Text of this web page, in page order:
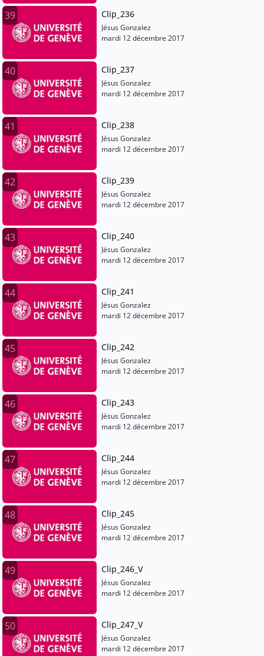
39 Clip_236
Jésus Gonzalez
mardi 12 décembre 2017
40 Clip_237
Jésus Gonzalez
mardi 12 décembre 2017
41 Clip_238
Jésus Gonzalez
mardi 12 décembre 2017
42 Clip_239
Jésus Gonzalez
mardi 12 décembre 2017
43 Clip_240
Jésus Gonzalez
mardi 12 décembre 2017
44 Clip_241
Jésus Gonzalez
mardi 12 décembre 2017
45 Clip_242
Jésus Gonzalez
mardi 12 décembre 2017
46 Clip_243
Jésus Gonzalez
mardi 12 décembre 2017
47 Clip_244
Jésus Gonzalez
mardi 12 décembre 2017
48 Clip_245
Jésus Gonzalez
mardi 12 décembre 2017
49 Clip_246_V
Jésus Gonzalez
mardi 12 décembre 2017
50 Clip_247_V
Jésus Gonzalez
mardi 12 décembre 2017